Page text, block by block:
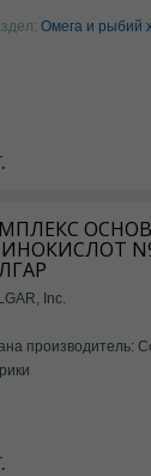
Омега и рыбий
Inc.
производитель: